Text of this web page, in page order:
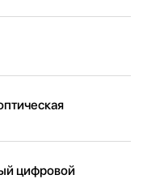
цифровой